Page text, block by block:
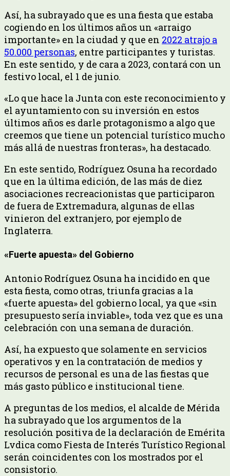
Así, ha subrayado que es una fiesta que estaba
cogiendo en los últimos años un «arraigo
importante» en la ciudad y que en 2022 atrajo a
50.000 personas, entre participantes y turistas.
En este sentido, y de cara a 2023, contará con un
festivo local, el 1 de junio.
«Lo que hace la Junta con este reconocimiento y
el ayuntamiento con su inversión en estos
últimos años es darle protagonismo a algo que
creemos que tiene un potencial turístico mucho
más allá de nuestras fronteras», ha destacado.
En este sentido, Rodríguez Osuna ha recordado
que en la última edición, de las más de diez
asociaciones recreacionistas que participaron
de fuera de Extremadura, algunas de ellas
vinieron del extranjero, por ejemplo de
Inglaterra.
«Fuerte apuesta» del Gobierno
Antonio Rodríguez Osuna ha incidido en que
esta fiesta, como otras, triunfa gracias a la
«fuerte apuesta» del gobierno local, ya que «sin
presupuesto sería inviable», toda vez que es una
celebración con una semana de duración.
Así, ha expuesto que solamente en servicios
operativos y en la contratación de medios y
recursos de personal es una de las fiestas que
más gasto público e institucional tiene.
A preguntas de los medios, el alcalde de Mérida
ha subrayado que los argumentos de la
resolución positiva de la declaración de Emérita
Lvdica como Fiesta de Interés Turístico Regional
serán coincidentes con los mostrados por el
consistorio.